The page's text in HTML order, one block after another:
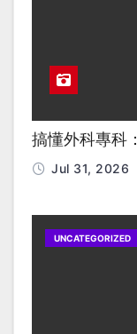
搞懂外科專科
Jul 31, 2026
UNCATEGORIZED